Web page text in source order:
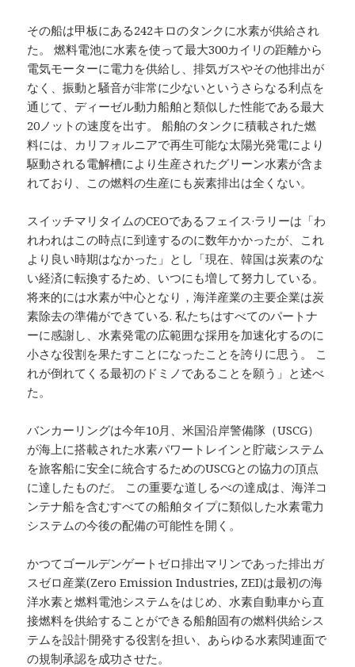
その船は甲板にある242キロのタンクに水素が供給され
た。 燃料電池に水素を使って最大300カイリの距離から
電気モーターに電力を供給し、排気ガスやその他排出が
なく、振動と騒音が非常に少ないというさらなる利点を
通じて、ディーゼル動力船舶と類似した性能である最大
20ノットの速度を出す。 船舶のタンクに積載された燃
料には、カリフォルニアで再生可能な太陽光発電により
駆動される電解槽により生産されたグリーン水素が含ま
れており、この燃料の生産にも炭素排出は全くない。
スイッチマリタイムのCEOであるフェイス·ラリーは「わ
れわれはこの時点に到達するのに数年かかったが、これ
より良い時期はなかった」とし「現在、韓国は炭素のな
い経済に転換するため、いつにも増して努力している。
将来的には水素が中心となり，海洋産業の主要企業は炭
素除去の準備ができている. 私たちはすべてのパートナ
ーに感謝し、水素発電の広範囲な採用を加速化するのに
小さな役割を果たすことになったことを誇りに思う。 こ
れが倒れてくる最初のドミノであることを願う」と述べ
た。
バンカーリングは今年10月、米国沿岸警備隊（USCG）
が海上に搭載された水素パワートレインと貯蔵システム
を旅客船に安全に統合するためのUSCGとの協力の頂点
に達したものだ。 この重要な道しるべの達成は、海洋コ
ンテナ船を含むすべての船舶タイプに類似した水素電力
システムの今後の配備の可能性を開く。
かつてゴールデンゲートゼロ排出マリンであった排出ガ
スゼロ産業(Zero Emission Industries, ZEI)は最初の海
洋水素と燃料電池システムをはじめ、水素自動車から直
接燃料を供給することができる船舶固有の燃料供給シス
テムを設計·開発する役割を担い、あらゆる水素関連面で
の規制承認を成功させた。